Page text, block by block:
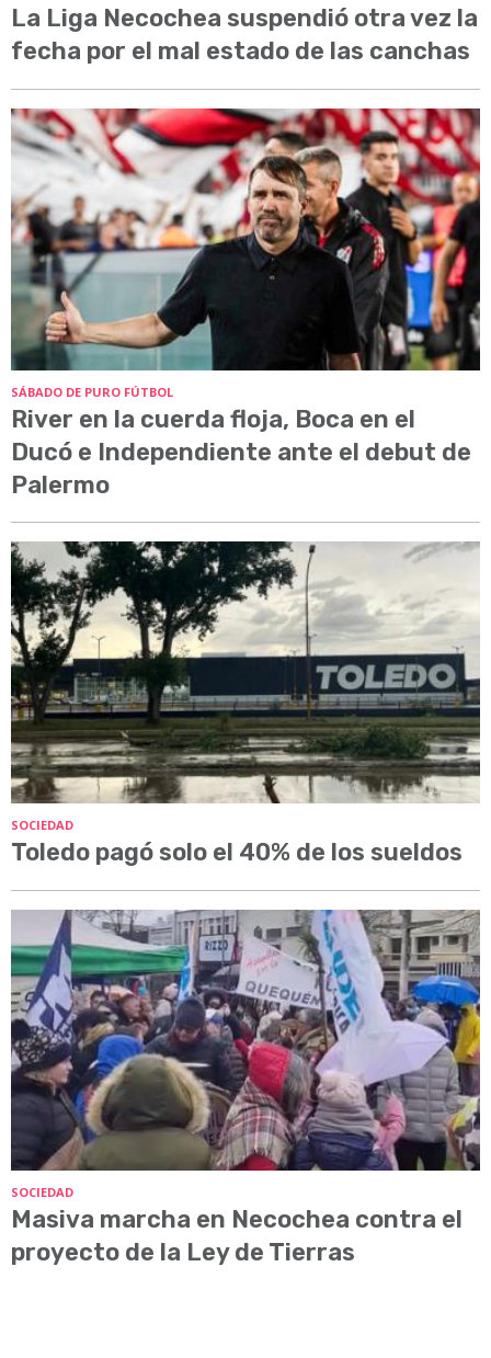
La Liga Necochea suspendió otra vez la
fecha por el mal estado de las canchas
SÁBADO DE PURO FÚTBOL
River en la cuerda floja, Boca en el
Ducó e Independiente ante el debut de
Palermo
SOCIEDAD
Toledo pagó solo el 40% de los sueldos
SOCIEDAD
Masiva marcha en Necochea contra el
proyecto de la Ley de Tierras